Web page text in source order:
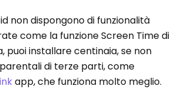
non dispongono di funzionalità
come la funzione Screen Time di
puoi installare centinaia, se non
di terze parti, come
app, che funziona molto meglio.